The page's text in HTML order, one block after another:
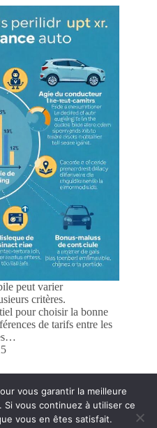
peut varier
critères.
pour choisir la bonne
de tarifs entre les
Contact
vous garantir la meilleure
vous continuez à utiliser ce
vous en êtes satisfait.